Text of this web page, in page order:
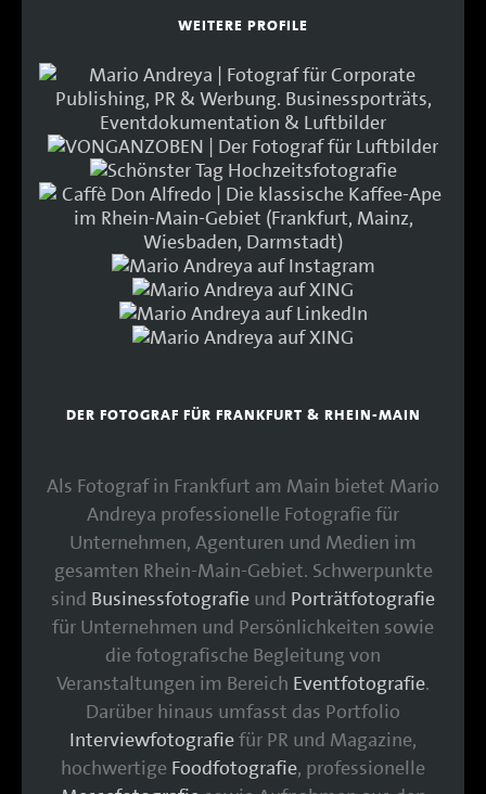
WEITERE PROFILE
DER FOTOGRAF FÜR FRANKFURT & RHEIN-MAIN
Als Fotograf in Frankfurt am Main bietet Mario
Andreya professionelle Fotografie für
Unternehmen, Agenturen und Medien im
gesamten Rhein-Main-Gebiet. Schwerpunkte
sind Businessfotografie und Porträtfotografie
für Unternehmen und Persönlichkeiten sowie
die fotografische Begleitung von
Veranstaltungen im Bereich Eventfotografie.
Darüber hinaus umfasst das Portfolio
Interviewfotografiefür PR und Magazine,
hochwertige Foodfotografie, professionelle